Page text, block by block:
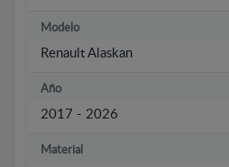
Modelo
Renault Alaskan
Año
2017 - 2026
Material